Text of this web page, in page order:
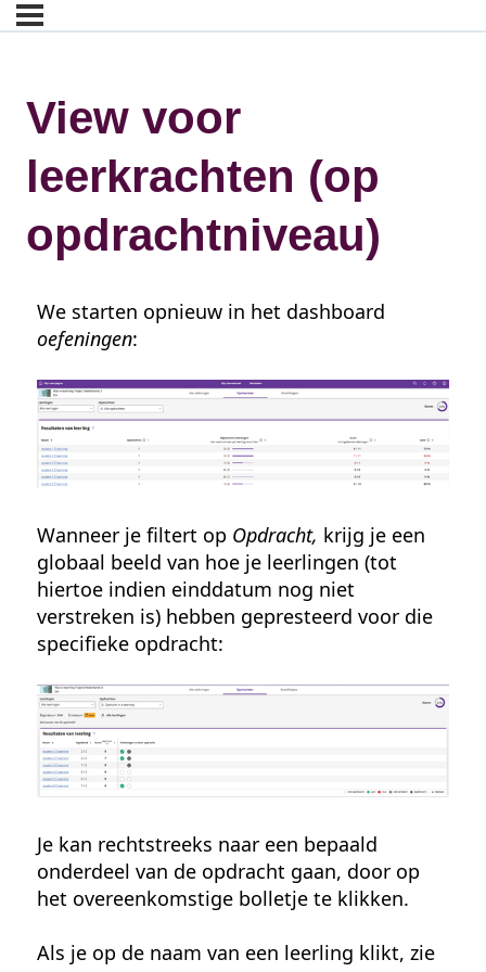
View voor
leerkrachten (op
opdrachtniveau)
We starten opnieuw in het dashboard
oefeningen:
Wanneer je filtert op Opdracht, krijg je een
globaal beeld van hoe je leerlingen (tot
hiertoe indien einddatum nog niet
verstreken is) hebben gepresteerd voor die
specifieke opdracht:
Je kan rechtstreeks naar een bepaald
onderdeel van de opdracht gaan, door op
het overeenkomstige bolletje te klikken.
Als je op de naam van een leerling klikt, zie